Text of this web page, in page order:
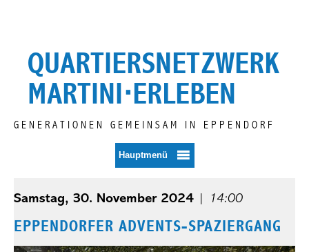
springen
QUARTIERSNETZWERK
MARTINI⋅ERLEBEN
GENERATIONEN GEMEINSAM IN EPPENDORF
Hauptmenü
Samstag, 30. November 2024 14:00
EPPENDORFER ADVENTS-SPAZIERGANG